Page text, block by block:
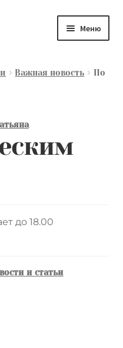
Меню
Важная новость
По
до 18.00
и статьи